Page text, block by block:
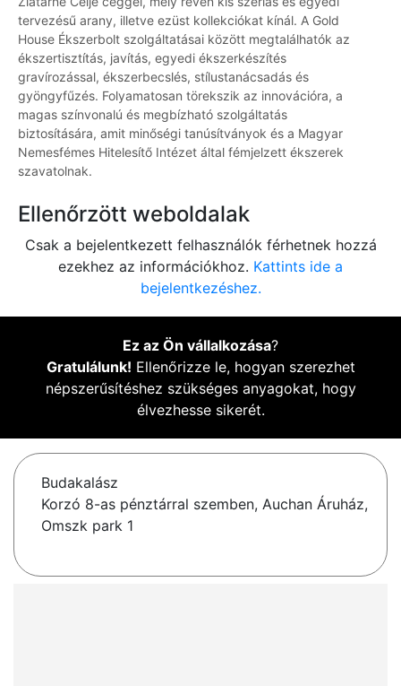
tervezésű arany, illetve ezüst kollekciókat kínál. A Gold
House Ékszerbolt szolgáltatásai között megtalálhatók az
ékszertisztítás, javítás, egyedi ékszerkészítés
gravírozással, ékszerbecslés, stílustanácsadás és
gyöngyfűzés. Folyamatosan törekszik az innovációra, a
magas színvonalú és megbízható szolgáltatás
biztosítására, amit minőségi tanúsítványok és a Magyar
Nemesfémes Hitelesítő Intézet által fémjelzett ékszerek
szavatolnak.
Ellenőrzött weboldalak
Csak a bejelentkezett felhasználók férhetnek hozzá
ezekhez az információkhoz. Kattints ide a
bejelentkezéshez.
Ez az Ön vállalkozása?
Gratulálunk! Ellenőrizze le, hogyan szerezhet
népszerűsítéshez szükséges anyagokat, hogy
élvezhesse sikerét.
Budakalász
Korzó 8-as pénztárral szemben, Auchan Áruház,
Omszk park 1